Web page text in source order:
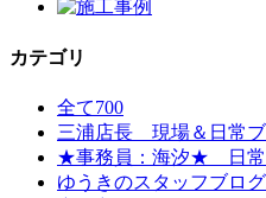
カテゴリ
全て700
三浦店長 現場＆日常
★事務員：海汐★ 日常
ゆうきのスタッフブログ